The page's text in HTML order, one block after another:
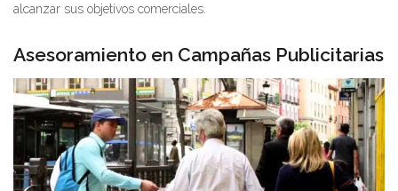
alcanzar sus objetivos comerciales.
Asesoramiento en Campañas Publicitarias